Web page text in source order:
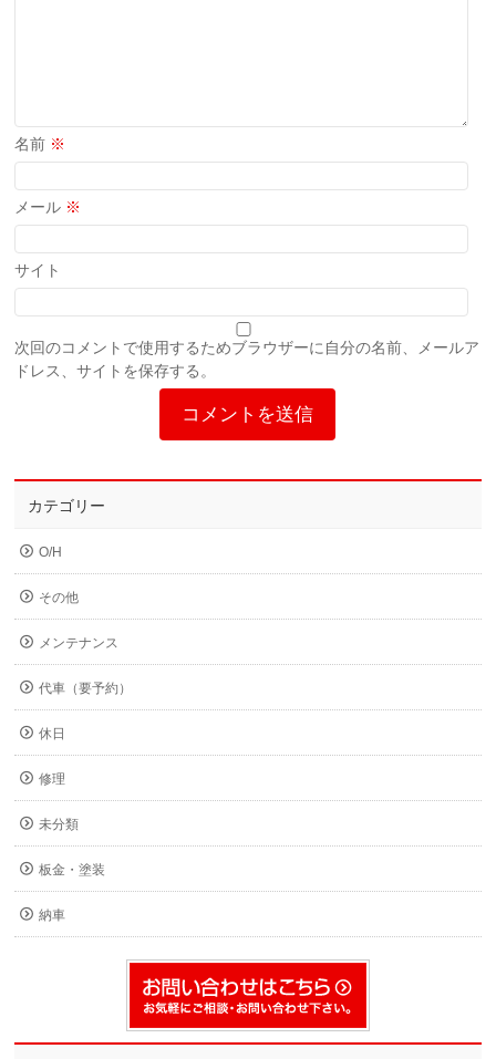
名前 ※
メール ※
サイト
次回のコメントで使用するためブラウザーに自分の名前、メールア
ドレス、サイトを保存する。
カテゴリー
O/H
その他
メンテナンス
代車（要予約）
休日
修理
未分類
板金・塗装
納車